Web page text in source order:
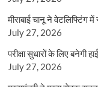
मीराबाई चानू ने वेटलिफ्टिंग में
July 27, 2026
परीक्षा सुधारों के लिए बनेगी
July 27, 2026